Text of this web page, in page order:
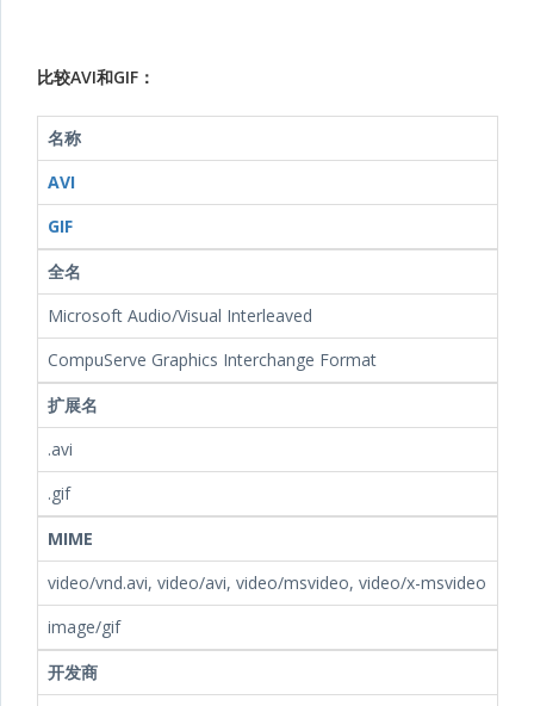
比较AVI和GIF：
名称
AVI
GIF
全名
Microsoft Audio/Visual Interleaved
CompuServe Graphics Interchange Format
扩展名
.avi
.gif
MIME
video/vnd.avi, video/avi, video/msvideo, video/x-msvideo
image/gif
开发商